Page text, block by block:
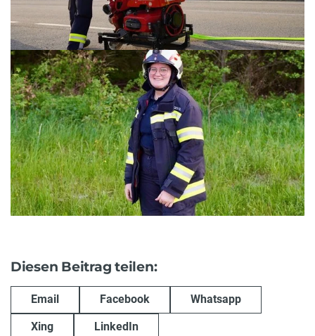
Diesen Beitrag teilen:
Email Facebook Whatsapp
Xing LinkedIn